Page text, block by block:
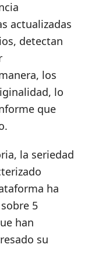
actualizadas
detectan
los
lo
que
la seriedad
ha
5
han
su